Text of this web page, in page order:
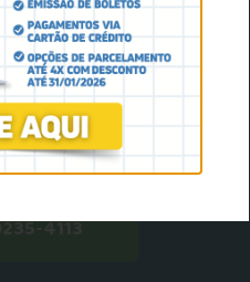
youtubeTwitter
da Saúde, Cuiabá - MT,
Técnica:
4113